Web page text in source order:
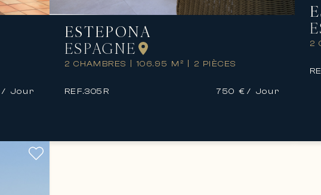
/ Jour
ESTEPONA
ESPAGNE
2 CHAMBRES 106.95 M² 2 PIÈCES
REF.305R 750 € / Jour
2